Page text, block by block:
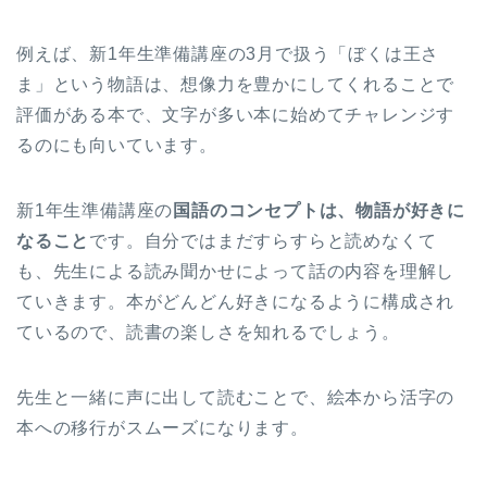
例えば、新1年生準備講座の3月で扱う「ぼくは王さ
ま」という物語は、想像力を豊かにしてくれることで
評価がある本で、文字が多い本に始めてチャレンジす
るのにも向いています。
新1年生準備講座の 国語のコンセプトは、物語が好きに
なること です。自分ではまだすらすらと読めなくて
も、先生による読み聞かせによって話の内容を理解し
ていきます。本がどんどん好きになるように構成され
ているので、読書の楽しさを知れるでしょう。
先生と一緒に声に出して読むことで、絵本から活字の
本への移行がスムーズになります。